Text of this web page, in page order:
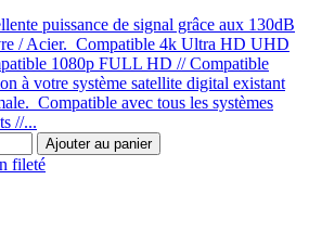
puissance de signal grâce aux 130dB
/ Acier. Compatible 4k Ultra HD UHD
1080p FULL HD // Compatible
à votre système satellite digital existant
Compatible avec tous les systèmes
//...
Ajouter au panier